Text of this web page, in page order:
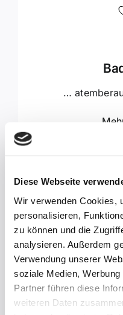
Diese Webseite
Wir verwenden Cookies,
personalisieren,
zu können und die
analysieren. Außerdem
Verwendung unserer
soziale Medien,
Partner führen diese
weiteren Daten
…
… Sport